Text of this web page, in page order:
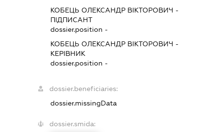
КОБЕЦЬ ОЛЕКСАНДР ВІКТОРОВИЧ -
ПІДПИСАНТ
dossier.position -
КОБЕЦЬ ОЛЕКСАНДР ВІКТОРОВИЧ -
КЕРІВНИК
dossier.position -
dossier.beneficiaries:
dossier.missingData
dossier.smida: